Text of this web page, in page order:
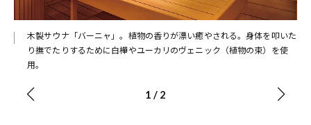
木製サウナ「バーニャ」。植物の香りが漂い癒やされる。身体を叩いた
り撫でたりするために白樺やユーカリのヴェニック（植物の束）を使
用。
1 / 2